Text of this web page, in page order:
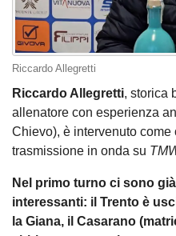
Riccardo Allegretti
Riccardo Allegretti, storica
allenatore con esperienza
Chievo), è intervenuto come
trasmissione in onda su
Nel primo turno ci sono
interessanti: il Trento è
la Giana, il Casarano